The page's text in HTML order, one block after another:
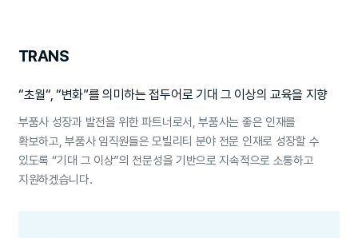
TRANS
“초월“, “변화”를 의미하는 접두어로 기대 그 이상의 교육을 지향
부품사 성장과 발전을 위한 파트너로서, 부품사는 좋은 인재를
확보하고, 부품사 임직원들은 모빌리티 분야 전문 인재로 성장할 수
있도록 “기대 그 이상”의 전문성을 기반으로 지속적으로 소통하고
지원하겠습니다.